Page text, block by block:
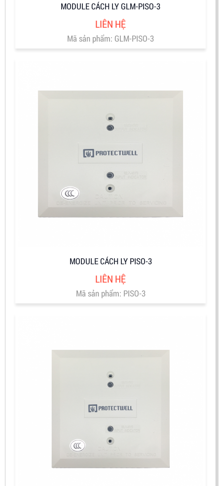
MODULE CÁCH LY GLM-PISO-3
LIÊN HỆ
Mã sản phẩm: GLM-PISO-3
MODULE CÁCH LY PISO-3
LIÊN HỆ
Mã sản phẩm: PISO-3